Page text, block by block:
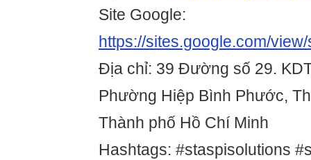
Site Google:
https://sites.google.com/
Địa chỉ: 39 Đường số 29.
Phường Hiệp Bình Phước,
Thành phố Hồ Chí Minh
Hashtags: #staspisolutions